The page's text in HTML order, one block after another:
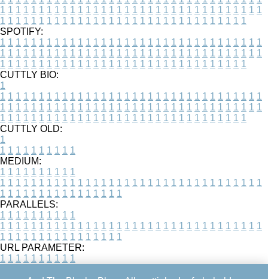
1 1 1 1 1 1 1 1 1 1 1 1 1 1 1 1 1 1 1 1 1 1 1 1 1 1 1 1 1 1 1 1 1 1
1 1 1 1 1 1 1 1 1 1 1 1 1 1 1 1 1 1 1 1 1 1 1 1 1 1 1 1 1 1 1 1
SPOTIFY:
1 1 1 1 1 1 1 1 1 1 1 1 1 1 1 1 1 1 1 1 1 1 1 1 1 1 1 1 1 1 1 1 1 1
1 1 1 1 1 1 1 1 1 1 1 1 1 1 1 1 1 1 1 1 1 1 1 1 1 1 1 1 1 1 1 1 1 1
1 1 1 1 1 1 1 1 1 1 1 1 1 1 1 1 1 1 1 1 1 1 1 1 1 1 1 1 1 1 1 1
CUTTLY BIO:
1
1 1 1 1 1 1 1 1 1 1 1 1 1 1 1 1 1 1 1 1 1 1 1 1 1 1 1 1 1 1 1 1 1 1
1 1 1 1 1 1 1 1 1 1 1 1 1 1 1 1 1 1 1 1 1 1 1 1 1 1 1 1 1 1 1 1 1 1
1 1 1 1 1 1 1 1 1 1 1 1 1 1 1 1 1 1 1 1 1 1 1 1 1 1 1 1 1 1 1 1
CUTTLY OLD:
1
1 1 1 1 1 1 1 1 1 1
MEDIUM:
1 1 1 1 1 1 1 1 1 1
1 1 1 1 1 1 1 1 1 1 1 1 1 1 1 1 1 1 1 1 1 1 1 1 1 1 1 1 1 1 1 1 1 1
1 1 1 1 1 1 1 1 1 1 1 1 1 1 1 1
PARALLELS:
1 1 1 1 1 1 1 1 1 1
1 1 1 1 1 1 1 1 1 1 1 1 1 1 1 1 1 1 1 1 1 1 1 1 1 1 1 1 1 1 1 1 1 1
1 1 1 1 1 1 1 1 1 1 1 1 1 1 1 1
URL PARAMETER:
1 1 1 1 1 1 1 1 1 1